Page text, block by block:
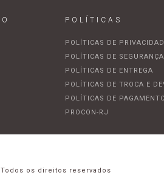
POLÍTICAS
POLÍTICAS DE
POLÍTICAS DE SEGURANÇA
POLÍTICAS DE ENTREGA
POLÍTICAS DE TROCA E
POLÍTICAS DE
PROCON-RJ
os direitos reservados